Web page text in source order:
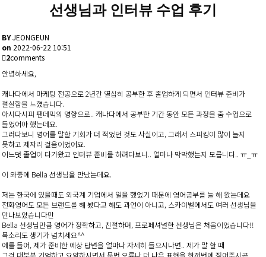
선생님과 인터뷰 수업 후기
BYJEONGEUN
on 2022-06-22 10:51
2comments
안녕하세요,
캐나다에서 마케팅 전공으로 2년간 열심히 공부한 후 졸업하게 되면서 인터뷰 준비가
절실함을 느꼈습니다.
아시다시피 팬데믹의 영향으로.. 캐나다에서 공부한 기간 동안 모든 과정을 줌 수업으로
들었어야 했는데요.
그러다보니 영어를 말할 기회가 더 적었던 것도 사실이고, 그래서 스피킹이 많이 늘지
못하고 제자리 걸음이었어요.
어느덧 졸업이 다가왔고 인터뷰 준비를 하려다보니.. 얼마나 막막했는지 모릅니다.. ㅠ_ㅠ
이 와중에 Bella 선생님을 만났는데요.
저는 한국에 있을때도 외국계 기업에서 일을 했었기 때문에 영어공부를 늘 해 왔는데요
전화영어도 모든 브랜드를 해 봤다고 해도 과언이 아니고, 스카이벨에서도 여러 선생님을
만나보았습니다만
Bella 선생님만큼 영어가 정확하고, 친절하며, 프로페셔널한 선생님은 처음이었습니다!!
목소리도 생기가 넘치세요^^
예를 들어, 제가 준비한 예상 답변을 얼마나 자세히 들으시냐면.. 제가 말 할 때
그걸 대부분 기억하고 요약하시면서 문법 오류나 더 나은 표현을 한꺼번에 짚어주시곤